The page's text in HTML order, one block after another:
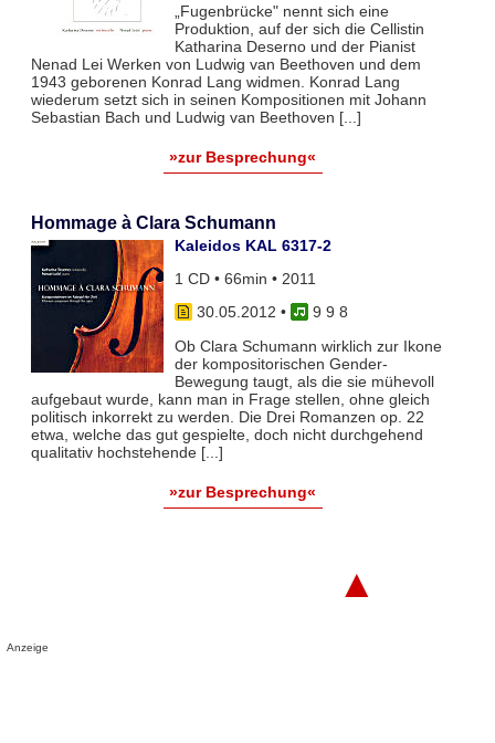
„Fugenbrücke" nennt sich eine
Produktion, auf der sich die Cellistin
Katharina Deserno und der Pianist
Nenad Lei Werken von Ludwig van Beethoven und dem
1943 geborenen Konrad Lang widmen. Konrad Lang
wiederum setzt sich in seinen Kompositionen mit Johann
Sebastian Bach und Ludwig van Beethoven [...]
»zur Besprechung«
Hommage à Clara Schumann
Kaleidos KAL 6317-2
1 CD • 66min • 2011
30.05.2012 •
9 9 8
Ob Clara Schumann wirklich zur Ikone
der kompositorischen Gender-
Bewegung taugt, als die sie mühevoll
aufgebaut wurde, kann man in Frage stellen, ohne gleich
politisch inkorrekt zu werden. Die Drei Romanzen op. 22
etwa, welche das gut gespielte, doch nicht durchgehend
qualitativ hochstehende [...]
»zur Besprechung«
▲
Anzeige